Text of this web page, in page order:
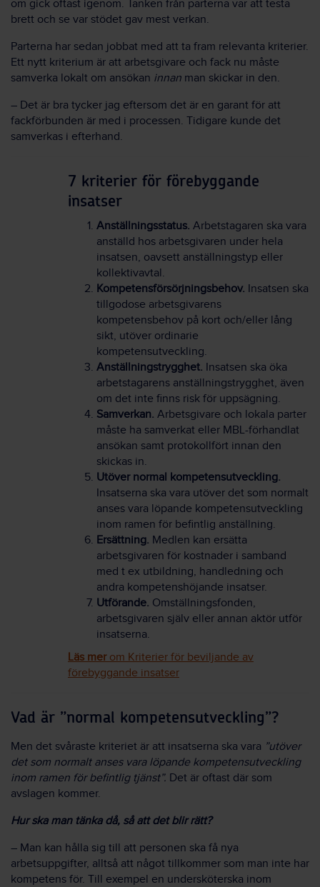
om gick oftast igenom. Tanken från parterna var att testa
brett och se var stödet gav mest verkan.
Parterna har sedan jobbat med att ta fram relevanta kriterier.
Ett nytt kriterium är att arbetsgivare och fack nu måste
samverka lokalt om ansökan innan man skickar in den.
– Det är bra tycker jag eftersom det är en garant för att
fackförbunden är med i processen. Tidigare kunde det
samverkas i efterhand.
7 kriterier för förebyggande
insatser
Anställningsstatus. Arbetstagaren ska vara
anställd hos arbetsgivaren under hela
insatsen, oavsett anställningstyp eller
kollektivavtal.
Kompetensförsörjningsbehov. Insatsen ska
tillgodose arbetsgivarens
kompetensbehov på kort och/eller lång
sikt, utöver ordinarie
kompetensutveckling.
Anställningstrygghet. Insatsen ska öka
arbetstagarens anställningstrygghet, även
om det inte finns risk för uppsägning.
Samverkan. Arbetsgivare och lokala parter
måste ha samverkat eller MBL-förhandlat
ansökan samt protokollfört innan den
skickas in.
Utöver normal kompetensutveckling.
Insatserna ska vara utöver det som normalt
anses vara löpande kompetensutveckling
inom ramen för befintlig anställning.
Ersättning. Medlen kan ersätta
arbetsgivaren för kostnader i samband
med t ex utbildning, handledning och
andra kompetenshöjande insatser.
Utförande. Omställningsfonden,
arbetsgivaren själv eller annan aktör utför
insatserna.
Läs mer om Kriterier för beviljande av
förebyggande insatser
Vad är ”normal kompetensutveckling”?
Men det svåraste kriteriet är att insatserna ska vara ”utöver
det som normalt anses vara löpande kompetensutveckling
inom ramen för befintlig tjänst”. Det är oftast där som
avslagen kommer.
Hur ska man tänka då, så att det blir rätt?
– Man kan hålla sig till att personen ska få nya
arbetsuppgifter, alltså att något tillkommer som man inte har
kompetens för. Till exempel en undersköterska inom